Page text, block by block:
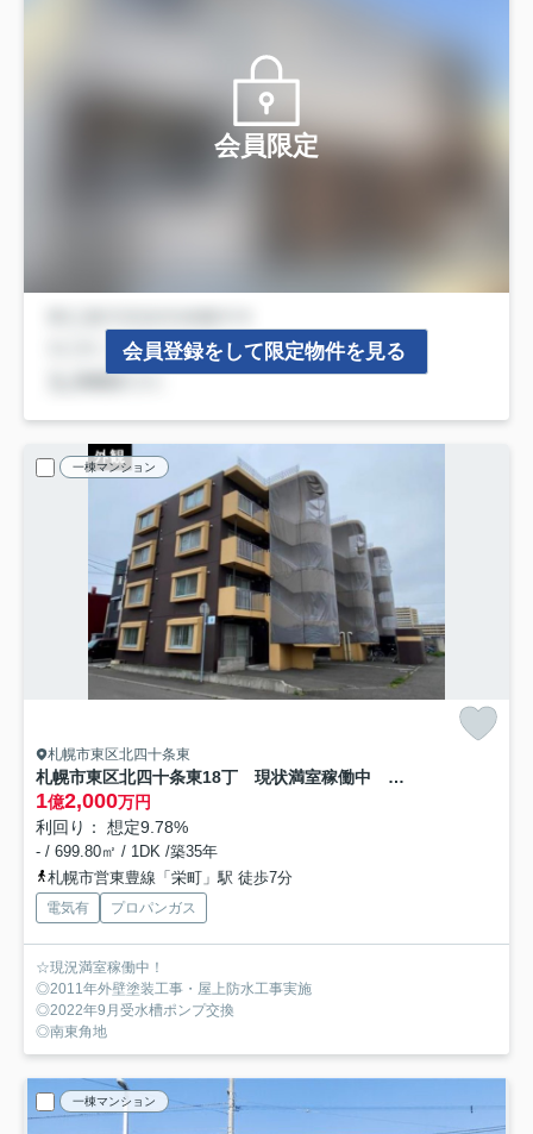
会員限定
会員登録をして限定物件を見る
一棟マンション
札幌市東区北四十条東
札幌市東区北四十条東18丁 現状満室稼働中 一棟売マンション
1億2,000万円
利回り： 想定9.78%
- / 699.80㎡ / 1DK /築35年
札幌市営東豊線「栄町」駅 徒歩7分
電気有 プロパンガス
☆現況満室稼働中！
◎2011年外壁塗装工事・屋上防水工事実施
◎2022年9月受水槽ポンプ交換
◎南東角地
一棟マンション